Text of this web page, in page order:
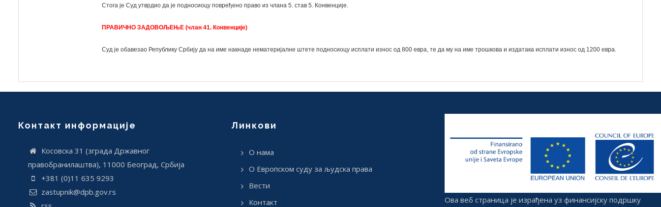
Стога је Суд утврдио да је подносиоцу повређено право из члана 5. став 5. Конвенције.
ПРАВИЧНО ЗАДОВОЉЕЊЕ (члан 41. Конвенције)
Суд је обавезао Републику Србију да на име накнаде нематеријалне штете подносиоцу исплати износ од 800 евра, те да му на име трошкова и издатака исплати износ од 1200 евра.
Контакт информације
Косовска 31 (зграда Државног
правобранилаштва), 11000 Београд, Србија
+381 (0)11 635 9293
zastupnik@dpb.gov.rs
Линкови
О нама
О Европском суду за људска права
Вести
Контакт
Ова веб страница је израђена уз финансијску подршку